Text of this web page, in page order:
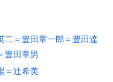
二＝豊田章一郎＝豊田達
豊田章男
＝辻希美